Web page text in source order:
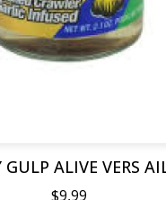
GULP ALIVE VERS
$9,99